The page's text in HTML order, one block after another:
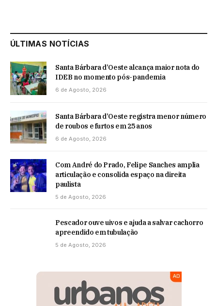
ÚLTIMAS NOTÍCIAS
Santa Bárbara d’Oeste alcança maior nota do
IDEB no momento pós-pandemia
6 de Agosto, 2026
Santa Bárbara d’Oeste registra menor número
de roubos e furtos em 25 anos
6 de Agosto, 2026
Com André do Prado, Felipe Sanches amplia
articulação e consolida espaço na direita
paulista
5 de Agosto, 2026
Pescador ouve uivos e ajuda a salvar cachorro
apreendido em tubulação
5 de Agosto, 2026